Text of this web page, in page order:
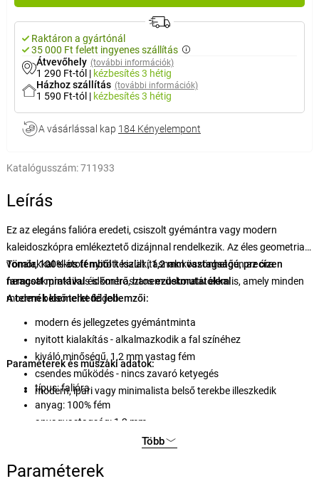
Raktáron a gyártónál
35 000 Ft felett ingyenes szállítás
Átvevőhely (további információk)
1 290 Ft-tól | kézbesítés3 hétig
Házhoz szállítás (további információk)
1 590 Ft-tól | kézbesítés3 hétig
A vásárlással kap 184 Kényelempont
Katalógusszám:711933
Leírás
Ez az elegáns falióra eredeti, csiszolt gyémántra vagy modern
kaleidoszkópra emlékeztető dizájnnal rendelkezik. Az éles geometriai
vonalakkal ellátott nyitott kialakításnak köszönhetően az óra
nemcsak praktikus időmérő, hanem dekoratív elem is, amely minden
modern belső teret feldob.
Tömör, 100%-os fémbőlkészült, 1,2 mm vastagságú,precízen
faragott mintávalés kontrasztosezüstmutatókkal .
A termék kiemelkedő jellemzői:
modern és jellegzetes gyémántminta
nyitott kialakítás - alkalmazkodik a fal színéhez
kiváló minőségű, 1,2 mm vastag fém
csendes működés - nincs zavaró ketyegés
modern, ipari vagy minimalista belső terekbe illeszkedik
Paraméterek és műszaki adatok:
típus: falióra
anyag: 100% fém
anyagvastagság: 1,2 mm
szín: fekete kivitel, ezüstszínű mutatók
tápellátás: 1× AA elem (nem tartozék)
Több
Paraméterek